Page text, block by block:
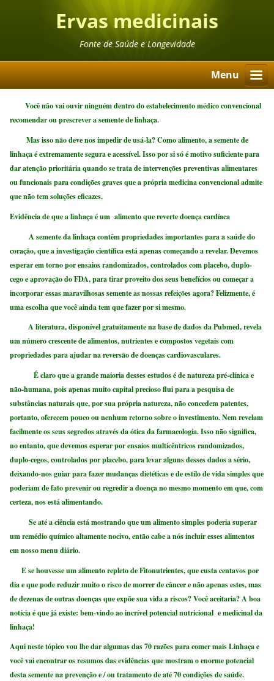
Ervas medicinais
Fonte de Saúde e Longevidade
Menu
Você não vai ouvir ninguém dentro do estabelecimento médico convencional
recomendar ou prescrever a semente de linhaça.
Mas isso não deve nos impedir de usá-la? Como alimento, a semente de
linhaça é extremamente segura e acessível. Isso por si só é motivo suficiente para
dar atenção prioritária quando se trata de intervenções preventivas alimentares
ou funcionais para condições graves que a própria medicina convencional admite
que não tem soluções eficazes.
Evidência de que a linhaça é um alimento que reverte doença cardíaca
A semente da linhaça contêm propriedades importantes para a saúde do
coração, que a investigação científica está apenas começando a revelar. Devemos
esperar em torno por ensaios randomizados, controlados com placebo, duplo-
cego e aprovação do FDA, para tirar proveito dos seus benefícios ou começar a
incorporar essas maravilhosas semente as nossas refeições agora? Felizmente, é
uma escolha que você ainda tem que fazer por si mesmo.
A literatura, disponível gratuitamente na base de dados da Pubmed, revela
um número crescente de alimentos, nutrientes e compostos vegetais com
propriedades para ajudar na reversão de doenças cardiovasculares.
É claro que a grande maioria desses estudos é de natureza pré-clínica e
não-humana, pois apenas muito capital precioso flui para a pesquisa de
substâncias naturais que, por sua própria natureza, não concedem patentes,
portanto, oferecem pouco ou nenhum retorno sobre o investimento. Nem revelam
facilmente os seus segredos através da ótica da farmacologia. Isso não significa,
no entanto, que devemos esperar por ensaios multicêntricos randomizados,
duplo-cegos, controlados por placebo, para levar alguns desses dados a sério,
deixando-nos guiar para fazer mudanças dietéticas e de estilo de vida simples que
poderiam de fato prevenir ou regredir a doença no mesmo momento em que, com
certeza, nos está alimentando.
Se até a ciência está mostrando que um alimento simples poderia superar
um remédio químico altamente nocivo, então cabe a nós incluir esses alimentos
em nosso menu diário.
E se houvesse um alimento repleto de Fitonutrientes, que custa centavos por
dia e que pode reduzir muito o risco de morrer de câncer e não apenas estes, mas
de dezenas de outras doenças que expõe sua vida a riscos? Você aceitaria? A boa
notícia é que já existe: bem-vindo ao incrível potencial nutricional e medicinal da
linhaça!
Aqui neste tópico vou lhe dar algumas das 70 razões para comer mais Linhaça e
você vai encontrar os resumos das evidências que mostram o enorme potencial
desta semente na prevenção e / ou tratamento de até 70 condições de saúde.